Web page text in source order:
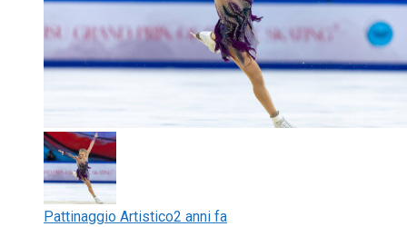
Pattinaggio Artistico2 anni fa